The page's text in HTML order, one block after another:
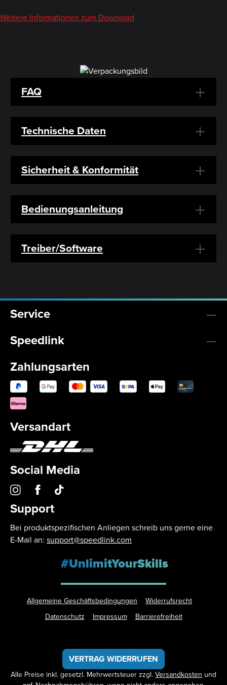
Weitere Informationen zum Download
FAQ
Technische Daten
Sicherheit & Konformität
Bedienungsanleitung
Treiber/Software
Service
Speedlink
Zahlungsarten
Versandart
Social Media
Support
Bei produktspezifischen Anliegen schreib uns gerne eine
E-Mail an: support@speedlink.com
#UnlimitYourSkills
Allgemeine Geschäftsbedingungen
Widerrufsrecht
Datenschutz
Impressum Barrierefreiheit
VERTRAG WIDERRUFEN
Alle Preise inkl. gesetzl. Mehrwertsteuer zzgl.Versandkosten und